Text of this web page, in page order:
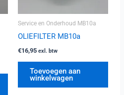
Service en Onderhoud MB10a
OLIEFILTER MB10a
€16,95 exl. btw
Toevoegen aan
winkelwagen